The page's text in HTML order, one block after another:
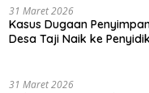
31 Maret 2026
Kasus Dugaan
Desa Taji Naik ke
31 Maret 2026